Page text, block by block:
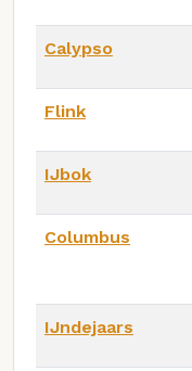
Calypso
Flink
IJbok
Columbus
IJndejaars